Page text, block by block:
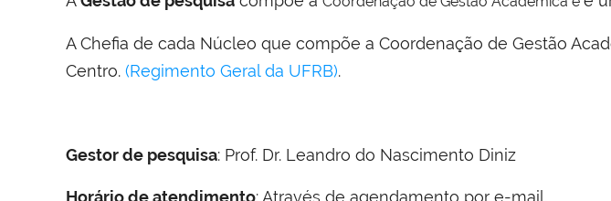
A Chefia de cada Núcleo que compõe a Coordenação de Gestão
Centro. (Regimento Geral da UFRB).
Gestor de pesquisa: Prof. Dr. Leandro do Nascimento Diniz
Horário de atendimento: Através de agendamento por e-mail.